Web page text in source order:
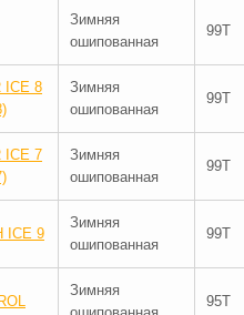
Зимняя
ошипованная
99T
ICE 8
Зимняя
ошипованная
99T
ICE 7
Зимняя
ошипованная
99T
ICE 9
Зимняя
ошипованная
99T
Зимняя
95T